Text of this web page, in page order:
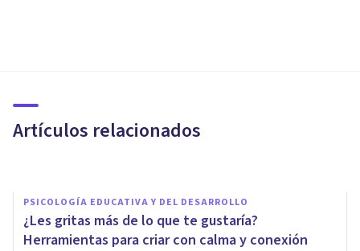
Artículos relacionados
educación de tus hijos
PSICOLOGÍA EDUCATIVA Y DEL DESARROLLO
¿Les gritas más de lo que te gustaría?
Herramientas para criar con calma y conexión